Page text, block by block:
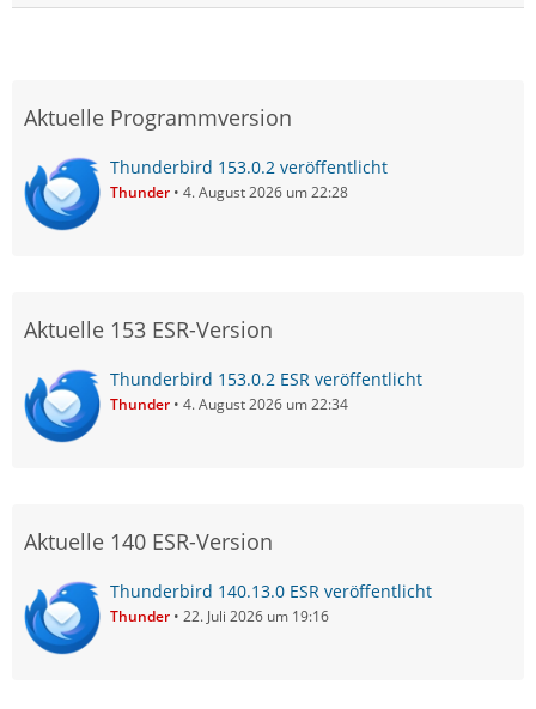
Aktuelle Programmversion
Thunderbird 153.0.2 veröffentlicht
Thunder 4. August 2026 um 22:28
Aktuelle 153 ESR-Version
Thunderbird 153.0.2 ESR veröffentlicht
Thunder 4. August 2026 um 22:34
Aktuelle 140 ESR-Version
Thunderbird 140.13.0 ESR veröffentlicht
Thunder 22. Juli 2026 um 19:16